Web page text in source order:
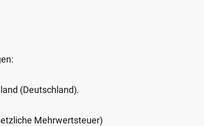
(Deutschland).
Mehrwertsteuer)